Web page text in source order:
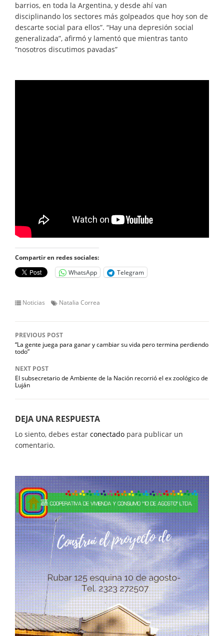
barrios, en toda la Argentina, y desde ahí van
disciplinando los sectores más golpeados que hoy son de
descarte social para ellos”. “Hay una depresión social
generalizada”, afirmó y lamentó que mientras tanto
“nosotros discutimos pavadas”
Compartir en redes sociales:
WhatsApp
Telegram
Noticias Natalia Correa
PREVIOUS POST
“La gente juega para ganar y cambiar su vida pero termina perdiendo
todo”
NEXT POST
El subsecretario de Ambiente de la Nación recorrió el ex zoológico de
Luján
DEJA UNA RESPUESTA
Lo siento, debes estar conectado para publicar un
comentario.